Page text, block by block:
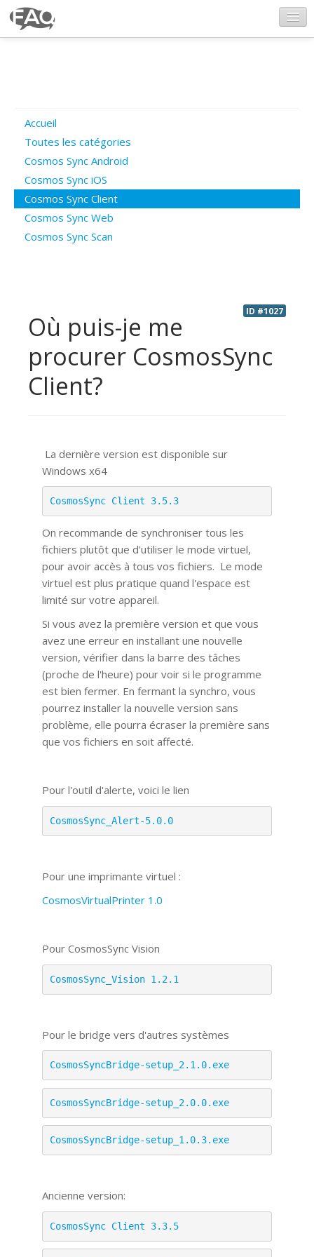
Poser une question
Questions ouvertes
Connexion
Accueil
Toutes les catégories
Cosmos Sync Android
Cosmos Sync iOS
Cosmos Sync Client
Cosmos Sync Web
Cosmos Sync Scan
ID #1027
Où puis-je me
procurer CosmosSync
Client?
La dernière version est disponible sur
Windows x64
CosmosSync Client 3.5.3
On recommande de synchroniser tous les
fichiers plutôt que d'utiliser le mode virtuel,
pour avoir accès à tous vos fichiers. Le mode
virtuel est plus pratique quand l'espace est
limité sur votre appareil.
Si vous avez la première version et que vous
avez une erreur en installant une nouvelle
version, vérifier dans la barre des tâches
(proche de l'heure) pour voir si le programme
est bien fermer. En fermant la synchro, vous
pourrez installer la nouvelle version sans
problème, elle pourra écraser la première sans
que vos fichiers en soit affecté.
Pour l'outil d'alerte, voici le lien
CosmosSync_Alert-5.0.0
Pour une imprimante virtuel :
CosmosVirtualPrinter 1.0
Pour CosmosSync Vision
CosmosSync_Vision 1.2.1
Pour le bridge vers d'autres systèmes
CosmosSyncBridge-setup_2.1.0.exe
CosmosSyncBridge-setup_2.0.0.exe
CosmosSyncBridge-setup_1.0.3.exe
Ancienne version:
CosmosSync Client 3.3.5